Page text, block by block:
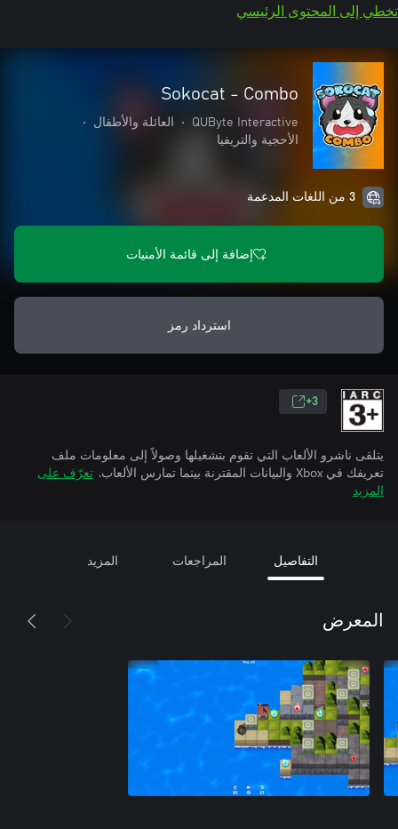
تخطي إلى المحتوى الرئيسي
Sokocat - Combo
QUByte Interactive
• العائلة والأطفال
•
الأحجية والتريفيا
3 من اللغات المدعمة
إضافة إلى قائمة الأمنيات
استرداد رمز
3+
يتلقى ناشرو الألعاب التي تقوم بتشغيلها وصولاً إلى معلومات ملف
تعريفك في Xbox والبيانات المقترنة بينما تمارس الألعاب.
تعرّف على
المزيد
التفاصيل المراجعات المزيد
المعرض